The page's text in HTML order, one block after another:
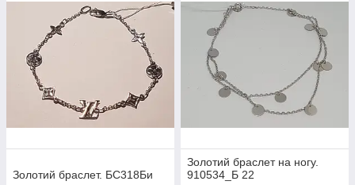
Золотий браслет. БС318Би
Золотий браслет на ногу.
910534_Б 22